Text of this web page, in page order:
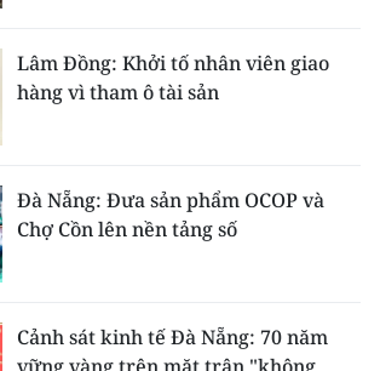
Lâm Đồng: Khởi tố nhân viên giao
hàng vì tham ô tài sản
Đà Nẵng: Đưa sản phẩm OCOP và
Chợ Cồn lên nền tảng số
Cảnh sát kinh tế Đà Nẵng: 70 năm